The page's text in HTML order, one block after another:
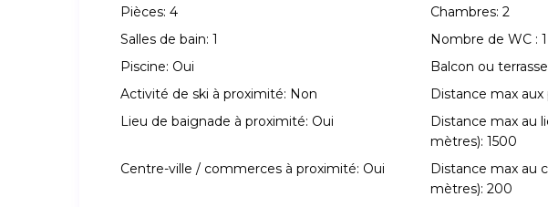
Pièces: 4 Chambres: 2
Salles de bain: 1 Nombre de WC : 1
Piscine: Oui Balcon ou
Activité de ski à proximité: Non Distance max
Lieu de baignade à proximité: Oui
Distance max au
mètres): 1500
Centre-ville / commerces à proximité: Oui
Distance max au
mètres): 200